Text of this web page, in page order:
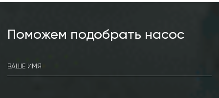
Консольные насосы
Насосы серии КМ
Поможем подобрать насос